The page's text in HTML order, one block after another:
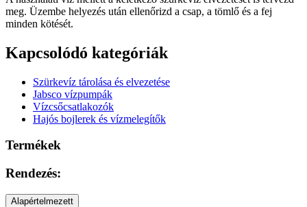
meg. Üzembe helyezés után ellenőrizd a csap, a tömlő és a fej
minden kötését.
Kapcsolódó kategóriák
Szürkevíz tárolása és elvezetése
Jabsco vízpumpák
Vízcsőcsatlakozók
Hajós bojlerek és vízmelegítők
Termékek
Rendezés:
Alapértelmezett